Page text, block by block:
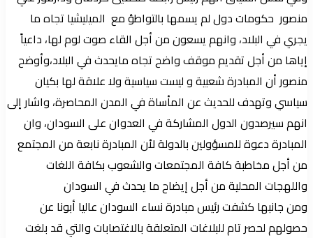
منصور حكومات دول لم يسمها بالتواطؤ مع الميليشيا تجاه ما
يجري في البلاد، وانهم يسعون من أجل القاء صوت لوم لها، داعياً
إياها من أجل تقديم موقف واضح تجاه مايحدث في البلاد،وأوضح
منصور أن المبادرة شعبية و ليست سياسية ولا علاقة لها بكيان
سياسي وتهدف للحديث عن المأساة في المدن المحاصرة، واشار إلى
انهم سيرصدون الدول المشاركة في العدوان على السودان، وان
المبادرة دعوة للمسؤولين بالدولة لأن المبادرة نابعة من المجتمع
من أجل مخاطبة كافة المجتمعات والشعوب بكافة اللغات
واللهجات المحلية من أجل إيضاح ما يحدث في السودان
ومن جانبها كشفت رئيس مبادرة نساء السودان عاليا أبونا عن
حصولهم لحصر تام للبلاغات المتعلقة بالاغتصابات والتي قد بلغت